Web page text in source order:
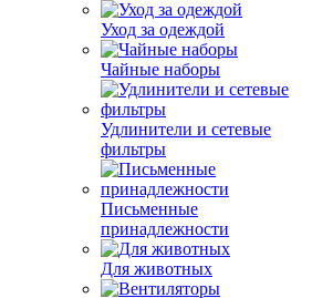
Уход за одеждой
Чайные наборы
Удлинители и сетевые
фильтры
Письменные
принадлежности
Для животных